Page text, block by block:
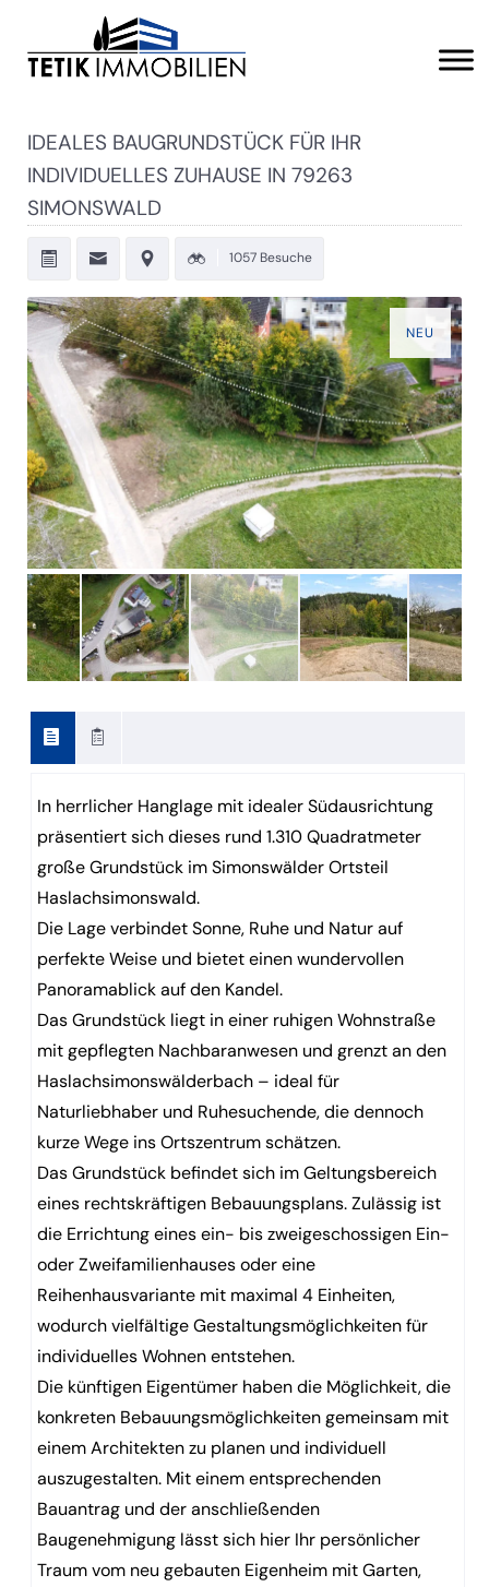
IDEALES BAUGRUNDSTÜCK FÜR IHR
INDIVIDUELLES ZUHAUSE IN 79263
SIMONSWALD
1057 Besuche
NEU
In herrlicher Hanglage mit idealer Südausrichtung
präsentiert sich dieses rund 1.310 Quadratmeter
große Grundstück im Simonswälder Ortsteil
Haslachsimonswald.
Die Lage verbindet Sonne, Ruhe und Natur auf
perfekte Weise und bietet einen wundervollen
Panoramablick auf den Kandel.
Das Grundstück liegt in einer ruhigen Wohnstraße
mit gepflegten Nachbaranwesen und grenzt an den
Haslachsimonswälderbach – ideal für
Naturliebhaber und Ruhesuchende, die dennoch
kurze Wege ins Ortszentrum schätzen.
Das Grundstück befindet sich im Geltungsbereich
eines rechtskräftigen Bebauungsplans. Zulässig ist
die Errichtung eines ein- bis zweigeschossigen Ein-
oder Zweifamilienhauses oder eine
Reihenhausvariante mit maximal 4 Einheiten,
wodurch vielfältige Gestaltungsmöglichkeiten für
individuelles Wohnen entstehen.
Die künftigen Eigentümer haben die Möglichkeit, die
konkreten Bebauungsmöglichkeiten gemeinsam mit
einem Architekten zu planen und individuell
auszugestalten. Mit einem entsprechenden
Bauantrag und der anschließenden
Baugenehmigung lässt sich hier Ihr persönlicher
Traum vom neu gebauten Eigenheim mit Garten,